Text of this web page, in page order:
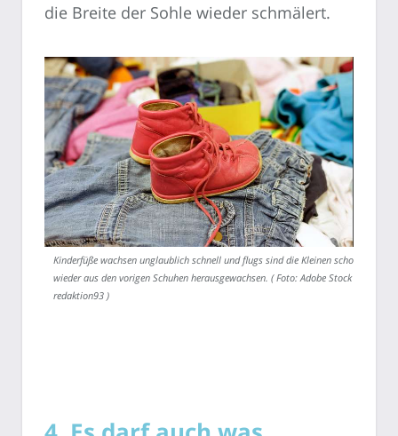
die Breite der Sohle wieder schmälert.
Kinderfüße wachsen unglaublich schnell und flugs sind die Kleinen schon
wieder aus den vorigen Schuhen herausgewachsen. ( Foto: Adobe Stock –
redaktion93 )